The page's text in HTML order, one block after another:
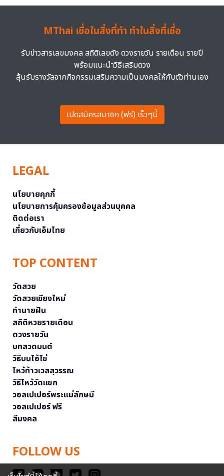
MThai เชื่อในสิ่งที่ทำ ทำในสิ่งที่เชื่อ
รับข่าวสารเลขมงคล สถิติเลขดัง ดวงรายวัน รายเดือน รายปี
พร้อมแนะนำวิธีเสริมดวง
ลุ้นรับรางวัลจากกิจกรรมเสริมความเป็นมงคลให้กับตัวท่านเอง
เปิดสมัครสมาชิก (ฟรี) เร็วๆนี้
LEGAL
นโยบายคุกกี้
นโยบายการคุ้มครองข้อมูลส่วนบุคคล
ติดต่อเรา
เกี่ยวกับเอ็มไทย
TOP CONTENT
วัดสวย
วัดสวยเชียงใหม่
ทำนายฝัน
สถิติหวยรายเดือน
ดวงรายวัน
บทสวดมนต์
วิธีบนไอ้ไข่
ไหว้ท้าวเวสสุวรรณ
วิธีไหว้วัดแขก
วอลเปเปอร์พระแม่ลักษมี
วอลเปเปอร์ ฟรี
สีมงคล
FOLLOW US